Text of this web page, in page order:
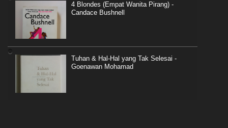
4 Blondes (Empat Wanita Pirang) -
Candace Bushnell
Tuhan & Hal-Hal yang Tak Selesai -
Goenawan Mohamad